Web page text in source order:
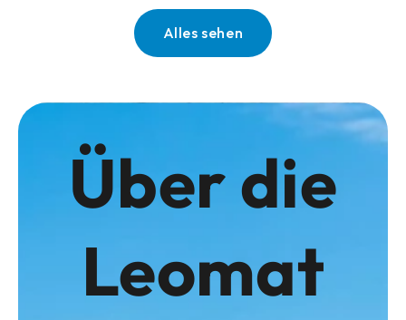
Alles sehen
Über die
Leomat